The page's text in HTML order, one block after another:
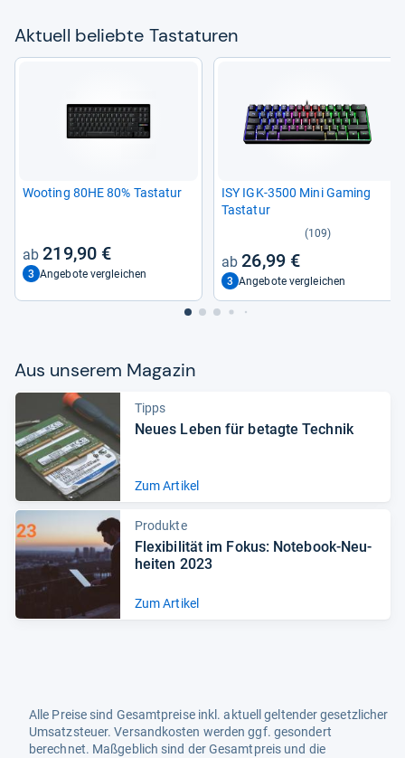
Aktu­ell beliebte Tasta­tu­ren
Woo­ting 80HE 80% Tasta­tur
219,90 €
3 Angebote vergleichen
ISY IGK-​3500 Mini Gaming
Tasta­tur
(109)
26,99 €
3 Angebote vergleichen
Aus unse­rem Maga­zin
Tipps
Neues Leben für betagte Tech­nik
Zum Artikel
Produkte
Fle­xi­bi­li­tät im Fokus: Note­book-​Neu­
hei­ten 2023
Zum Artikel
Alle Preise sind Gesamtpreise inkl. aktuell geltender gesetzlicher
Umsatzsteuer. Versandkosten werden ggf. gesondert
berechnet. Maßgeblich sind der Gesamtpreis und die